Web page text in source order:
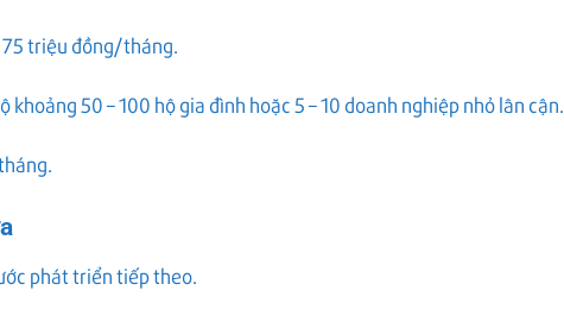
75 triệu đồng/tháng.
khoảng 50 – 100 hộ gia đình hoặc 5 – 10 doanh nghiệp nhỏ lân cận.
phát triển tiếp theo.